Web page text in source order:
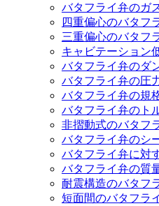
バタフライ弁のガ
四重偏心のバタフ
三重偏心のバタフ
キャビテーション
バタフライ弁のダ
バタフライ弁の圧
バタフライ弁の規
バタフライ弁のト
非摺動式のバタフ
バタフライ弁のシ
バタフライ弁に対
バタフライ弁の質
耐震構造のバタフ
短面間のバタフラ